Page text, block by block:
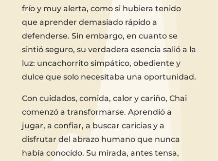
frío y muy alerta, como si hubiera tenido
que aprender demasiado rápido a
defenderse. Sin embargo, en cuanto se
sintió seguro, su verdadera esencia salió a la
luz: uncachorrito simpático, obediente y
dulce que solo necesitaba una oportunidad.
Con cuidados, comida, calor y cariño, Chai
comenzó a transformarse. Aprendió a
jugar, a confiar, a buscar caricias y a
disfrutar del abrazo humano que nunca
había conocido. Su mirada, antes tensa,